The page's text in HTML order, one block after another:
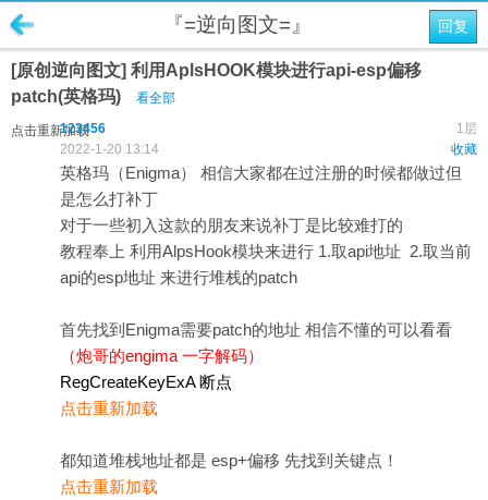
回复
『=逆向图文=』
[原创逆向图文] 利用AplsHOOK模块进行api-esp偏移
patch(英格玛)
看全部
点击重新加载 1层
123456
收藏
2022-1-20 13:14
英格玛（Enigma） 相信大家都在过注册的时候都做过但
是怎么打补丁
对于一些初入这款的朋友来说补丁是比较难打的
教程奉上 利用AlpsHook模块来进行 1.取api地址 2.取当前
api的esp地址 来进行堆栈的patch
首先找到Enigma需要patch的地址 相信不懂的可以看看
（炮哥的engima 一字解码）
RegCreateKeyExA 断点
点击重新加载
都知道堆栈地址都是 esp+偏移 先找到关键点！
点击重新加载